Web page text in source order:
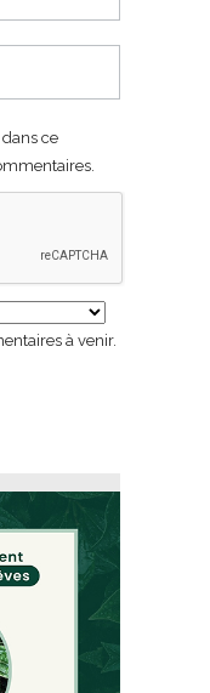
ce
à venir.